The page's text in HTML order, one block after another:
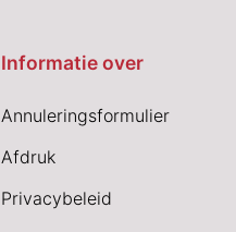
Informatie over
Annuleringsformulier
Afdruk
Privacybeleid